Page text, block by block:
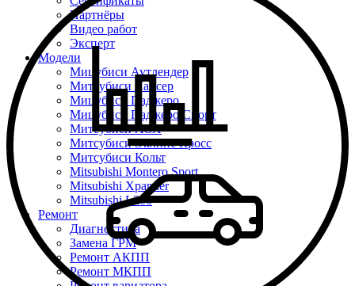
Партнёры
Видео работ
Эксперт
Модели
Мицубиси Аутлендер
Митсубиси Лансер
Мицубиси Паджеро
Мицубиси Паджеро Спорт
Митсубиси АСХ
Митсубиси Эклипс Кросс
Митсубиси Кольт
Mitsubishi Montero Sport
Mitsubishi Xpander
Mitsubishi L200
Ремонт
Диагностика
Замена ГРМ
Ремонт АКПП
Ремонт МКПП